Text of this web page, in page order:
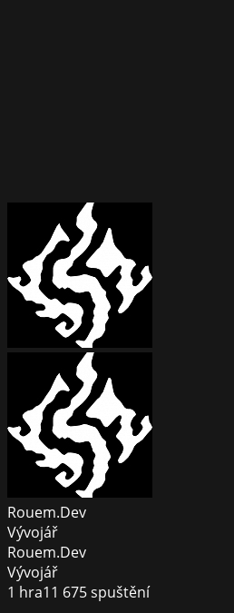
Rouem.Dev
Vývojář
Rouem.Dev
Vývojář
1 hra11 675spuštění